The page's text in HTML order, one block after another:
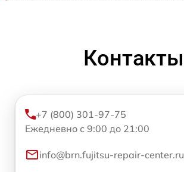
Контакты
+7 (800) 301-97-75
Ежедневно с 9:00 до 21:00
info@brn.fujitsu-repair-center.ru